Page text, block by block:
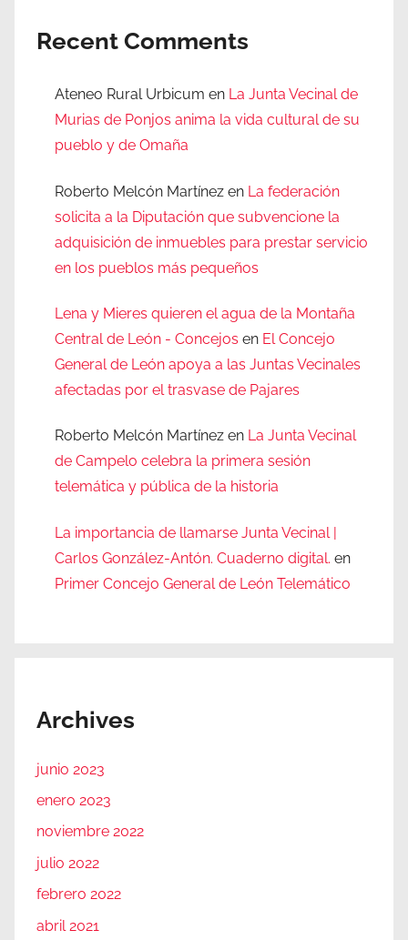
Recent Comments
Ateneo Rural Urbicum en La Junta Vecinal de
Murias de Ponjos anima la vida cultural de su
pueblo y de Omaña
Roberto Melcón Martínez en La federación
solicita a la Diputación que subvencione la
adquisición de inmuebles para prestar servicio
en los pueblos más pequeños
Lena y Mieres quieren el agua de la Montaña
Central de León - Concejos en El Concejo
General de León apoya a las Juntas Vecinales
afectadas por el trasvase de Pajares
Roberto Melcón Martínez en La Junta Vecinal
de Campelo celebra la primera sesión
telemática y pública de la historia
La importancia de llamarse Junta Vecinal |
Carlos González-Antón. Cuaderno digital. en
Primer Concejo General de León Telemático
Archives
junio 2023
enero 2023
noviembre 2022
julio 2022
febrero 2022
abril 2021